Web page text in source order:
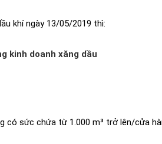
khí ngày 13/05/2019 thì:
kinh doanh xăng dầu
có sức chứa từ 1.000 m³ trở lên/cửa